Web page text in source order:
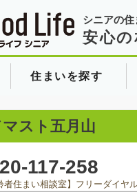
シニアの
安心の
住まいを探す
スト五月山
117-258
者住まい相談室】フリーダイヤ